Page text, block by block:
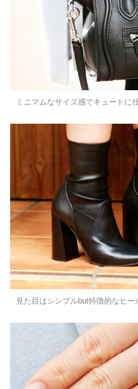
ミニマムなサイズ感でキュートに
見た目はシンプルbut特徴的なヒ